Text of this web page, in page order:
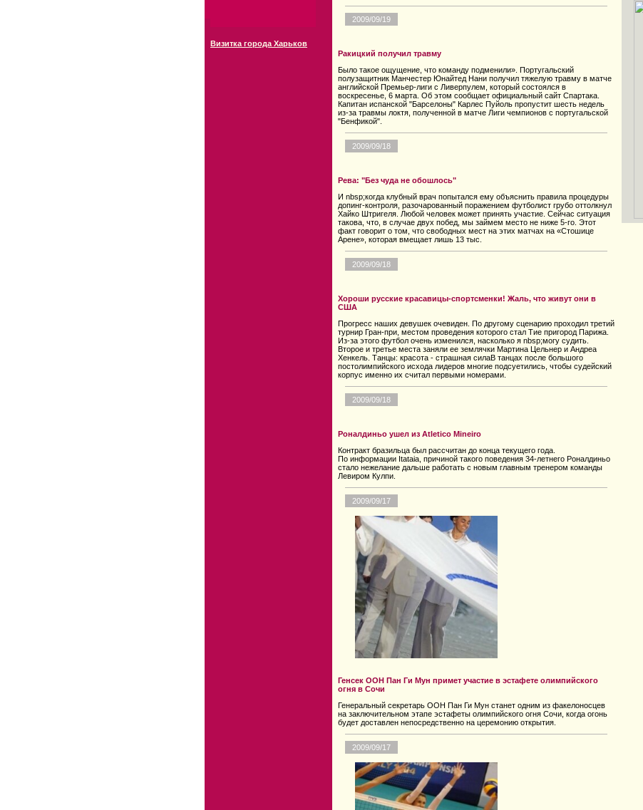
Визитка города Харьков
2009/09/19
Ракицкий получил травму
Было такое ощущение, что команду подменили». Португальский
полузащитник Манчестер Юнайтед Нани получил тяжелую травму в матче
английской Премьер-лиги с Ливерпулем, который состоялся в
воскресенье, 6 марта. Об этом сообщает официальный сайт Спартака.
Капитан испанской "Барселоны" Карлес Пуйоль пропустит шесть недель
из-за травмы локтя, полученной в матче Лиги чемпионов с португальской
"Бенфикой".
2009/09/18
Рева: "Без чуда не обошлось"
И nbsp;когда клубный врач попытался ему объяснить правила процедуры
допинг-контроля, разочарованный поражением футболист грубо оттолкнул
Хайко Штригеля. Любой человек может принять участие. Сейчас ситуация
такова, что, в случае двух побед, мы займем место не ниже 5-го. Этот
факт говорит о том, что свободных мест на этих матчах на «Стошице
Арене», которая вмещает лишь 13 тыс.
2009/09/18
Хороши русские красавицы-спортсменки! Жаль, что живут они в
США
Прогресс наших девушек очевиден. По другому сценарию проходил третий
турнир Гран-при, местом проведения которого стал Тие пригород Парижа.
Из-за этого футбол очень изменился, насколько я nbsp;могу судить.
Второе и третье места заняли ее землячки Мартина Цельнер и Андреа
Хенкель. Танцы: красота - страшная силаВ танцах после большого
постолимпийского исхода лидеров многие подсуетились, чтобы судейский
корпус именно их считал первыми номерами.
2009/09/18
Роналдиньо ушел из Atletico Mineiro
Контракт бразильца был рассчитан до конца текущего года.
По информации Itataia, причиной такого поведения 34-летнего Роналдиньо
стало нежелание дальше работать с новым главным тренером команды
Левиром Кулпи.
2009/09/17
Генсек ООН Пан Ги Мун примет участие в эстафете олимпийского
огня в Сочи
Генеральный секретарь ООН Пан Ги Мун станет одним из факелоносцев
на заключительном этапе эстафеты олимпийского огня Сочи, когда огонь
будет доставлен непосредственно на церемонию открытия.
2009/09/17